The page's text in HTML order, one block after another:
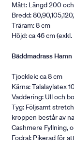
Mått: Längd 200
Bredd:
Träram: 8 cm
Höjd: ca 46 cm
Bäddmadrass Hamn
Tjocklek: ca 8 cm
Kärna: Talalaylatex
Vaddering: Ull och
Tyg: Följsamt
kroppen består av
Cashmere Fyllning,
Fodral: Pikerad för